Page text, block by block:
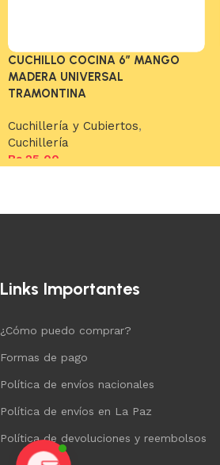
CUCHILLO COCINA 6″ MANGO
MADERA UNIVERSAL
TRAMONTINA
Cuchillería y Cubiertos,
Cuchillería
Bs. 25,00
Links Importantes
¿Cómo puedo comprar?
Formas de pago
Política de envíos nacionales
Política de envíos en La Paz
Política de devoluciones y reembolsos